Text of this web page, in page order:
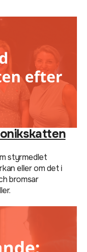
styrmedlet
eller om det i
bromsar